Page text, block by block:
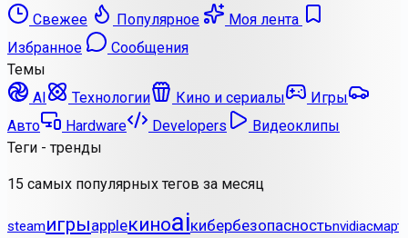
Свежее Популярное
Моя лента
Избранное
Сообщения
Темы
AI
Технологии Кино и сериалы
Игры
Авто
Hardware Developers
Видеоклипы
Теги - тренды
15 самых популярных тегов за месяц
steamигрыappleкиноaiкибербезопасностьnvidia